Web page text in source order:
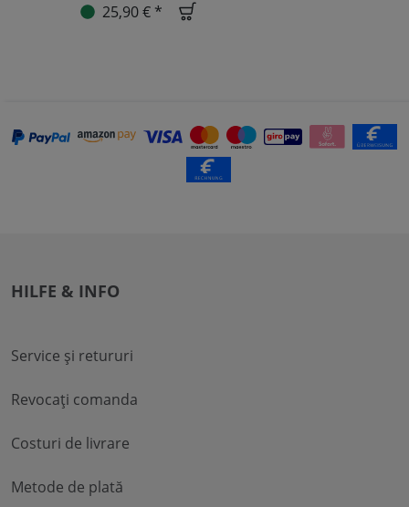
25,90 € *
HILFE & INFO
Service și retururi
Revocați comanda
Costuri de livrare
Metode de plată